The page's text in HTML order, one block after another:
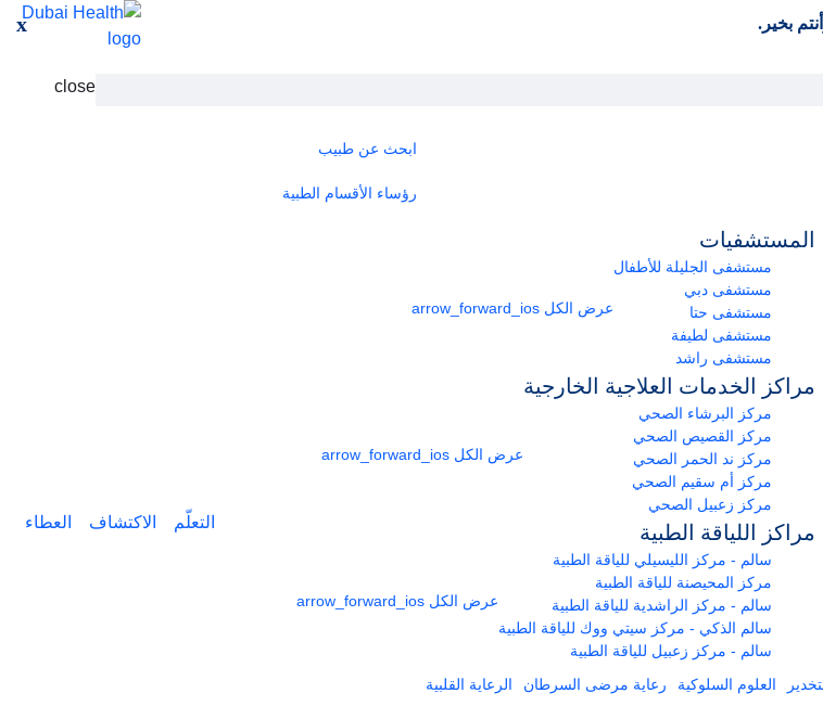
بخير. x
close
ابحث عن طبيب
رؤساء الأقسام الطبية
المستشفيات
مستشفى الجليلة للأطفال
مستشفى دبي
مستشفى حتا
مستشفى لطيفة
مستشفى راشد
عرض الكل
مراكز الخدمات العلاجية الخارجية
مركز البرشاء الصحي
مركز القصيص الصحي
مركز ند الحمر الصحي
مركز أم سقيم الصحي
مركز زعبيل الصحي
عرض الكل
مراكز اللياقة الطبية
سالم - مركز الليسيلي للياقة الطبية
مركز المحيصنة للياقة الطبية
سالم - مركز الراشدية للياقة الطبية
سالم الذكي - مركز سيتي ووك للياقة الطبية
سالم - مركز زعبيل للياقة الطبية
عرض الكل
العلوم السلوكية رعاية مرضى السرطان الرعاية القلبية
التعلّم الاكتشاف العطاء